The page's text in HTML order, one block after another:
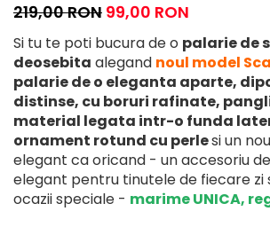
219,00 RON 99,00 RON
Si tu te poti bucura de o palarie de
deosebita alegand noul model
palarie de o eleganta aparte,
distinse, cu boruri rafinate,
material legata intr-o funda
ornament rotund cu perlesi un
elegant ca oricand - un accesoriu
elegant pentru tinutele de fiecare zi
ocazii speciale - marime UNICA,